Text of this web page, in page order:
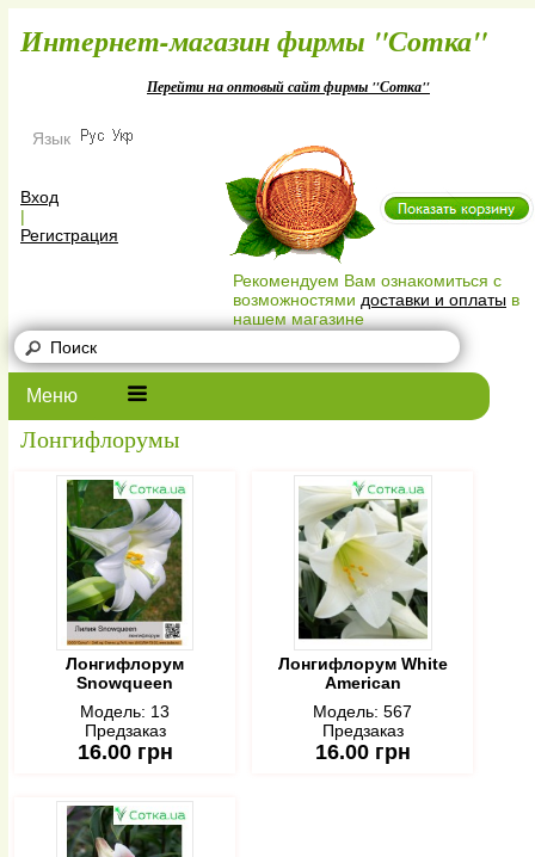
Интернет-магазин фирмы
Перейти на оптовый сайт фирмы "Сотка"
Язык
Рекомендуем Вам ознакомиться с
возможностями доставки и оплаты в
нашем магазине
Вход
|
Регистрация
Меню
Лонгифлорумы
Лонгифлорум
Snowqueen
Модель: 13
Предзаказ
16.00 грн
Лонгифлорум White
American
Модель: 567
Предзаказ
16.00 грн